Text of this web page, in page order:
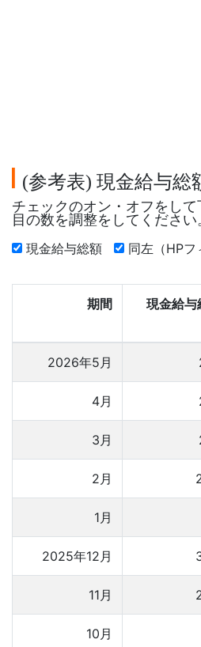
(参考表) 現金給与総
チェックのオン・オフをし
目の数を調整をしてください
現金給与総額 同左（HPフ
期間 現金給与
2026年5月
4月
3月
2月
1月
2025年12月
11月
10月